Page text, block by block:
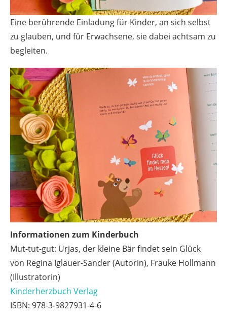
Eine berührende Einladung für Kinder, an sich selbst
zu glauben, und für Erwachsene, sie dabei achtsam zu
begleiten.
Informationen zum Kinderbuch
Mut-tut-gut: Urjas, der kleine Bär findet sein Glück
von Regina Iglauer-Sander (Autorin), Frauke Hollmann
(Illustratorin)
Kinderherzbuch Verlag
ISBN: 978-3-9827931-4-6